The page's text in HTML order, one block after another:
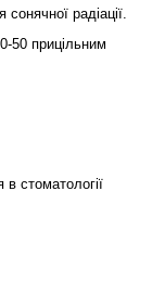
радіації.
50 прицільним
стоматології